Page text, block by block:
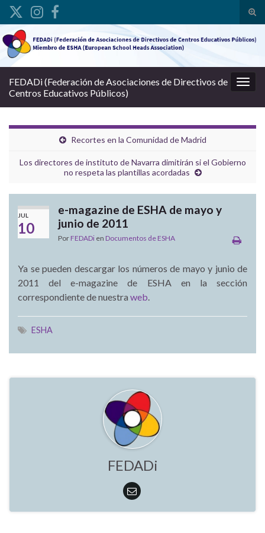
Search for:
FEDADi (Federación de Asociaciones de Directivos de
Centros Educativos Públicos)
Recortes en la Comunidad de Madrid
Los directores de instituto de Navarra dimitirán si el Gobierno
no respeta las plantillas acordadas
JUL
10
e-magazine de ESHA de mayo y
junio de 2011
Por FEDADi en Documentos de ESHA
Ya se pueden descargar los números de mayo y junio de
2011 del e-magazine de ESHA en la sección
correspondiente de nuestra web
ESHA
FEDADi